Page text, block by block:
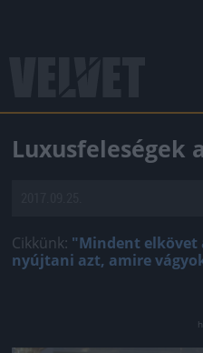
Luxusfeleségek
Cikkünk: "Mindent elkövet
nyújtani azt, amire